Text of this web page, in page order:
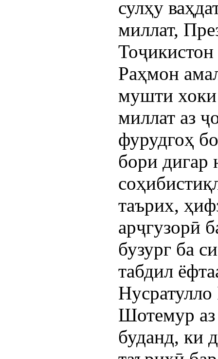
сулҳу
миллат,
Раҳмон
мушти хоки
миллат аз
фурудгоҳ
бори дигар
таърих,
арҷгузорӣ
бузург ба
табдил
Шотемур аз
буданд, ки